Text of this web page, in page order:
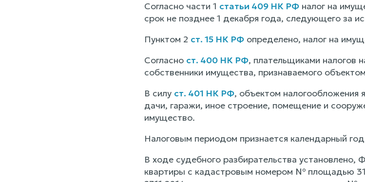
Согласно части 1 статьи 409 НК РФналог на
срок не позднее 1 декабря года, следующего за
Пунктом 2 ст. 15 НК РФопределено, налог на
Согласно ст. 400 НК РФ, плательщиками налогов
собственники имущества, признаваемого
В силу ст. 401 НК РФ, объектом
дачи, гаражи, иное строение, помещение и
имущество.
Налоговым периодом признается календарный
В ходе судебного разбирательства
квартиры с кадастровым номером № площадью